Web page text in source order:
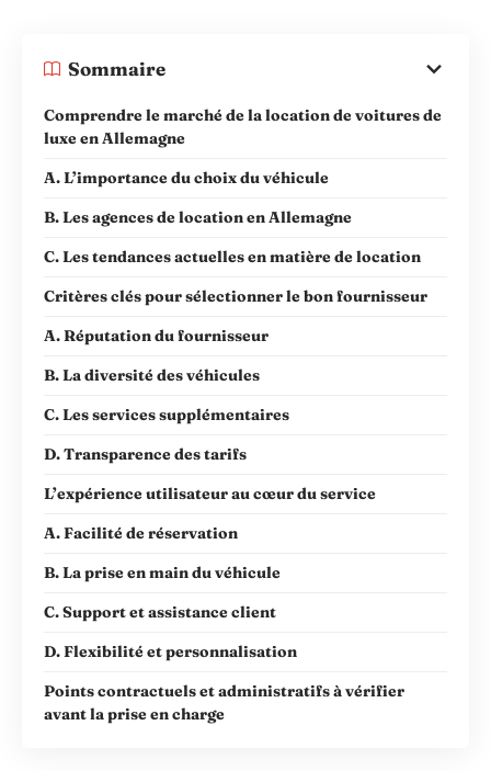
Sommaire
Comprendre le marché de la location de voitures de
luxe en Allemagne
A. L’importance du choix du véhicule
B. Les agences de location en Allemagne
C. Les tendances actuelles en matière de location
Critères clés pour sélectionner le bon fournisseur
A. Réputation du fournisseur
B. La diversité des véhicules
C. Les services supplémentaires
D. Transparence des tarifs
L’expérience utilisateur au cœur du service
A. Facilité de réservation
B. La prise en main du véhicule
C. Support et assistance client
D. Flexibilité et personnalisation
Points contractuels et administratifs à vérifier
avant la prise en charge